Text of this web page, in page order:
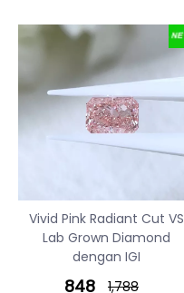
Vivid Pink Radiant Cut VS
Lab Grown Diamond
dengan IGI
848 1,788